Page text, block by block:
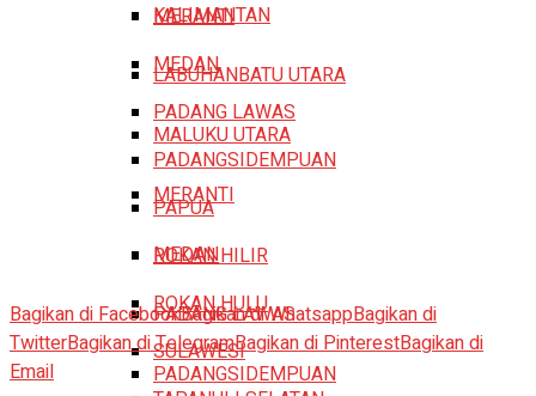
KALIMANTAN
LABUHANBATU UTARA
MALUKU UTARA
MERANTI
MEDAN
PADANG LAWAS
PADANGSIDEMPUAN
MERANTI
MEDAN
PADANG LAWAS
PADANGSIDEMPUAN
PAPUA
ROKAN HILIR
ROKAN HULU
SULAWESI
Bagikan di FacebookBagikan di WhatsappBagikan di
TwitterBagikan di TelegramBagikan di PinterestBagikan di
Email